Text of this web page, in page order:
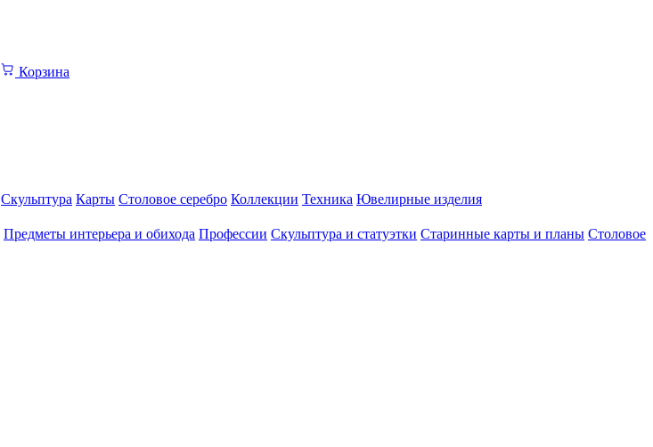
Корзина
Скульптура Карты Столовое серебро Коллекции Техника Ювелирные изделия
Предметы интерьера и обихода Профессии Скульптура и статуэтки Старинные карты и планы Столовое